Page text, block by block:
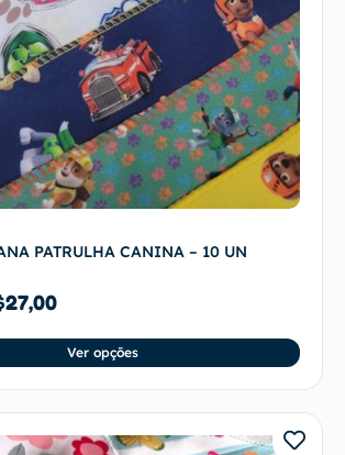
PATRULHA CANINA – 10 UN
27,00
Ver opções